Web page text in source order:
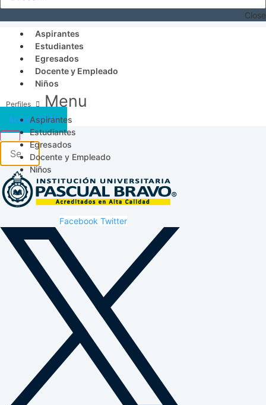
Close
Aspirantes
Estudiantes
Egresados
Docente y Empleado
Niños
Menu
Aspirantes
Estudiantes
Egresados
Docente y Empleado
Niños
Acceso SICAU
Facebook Twitter